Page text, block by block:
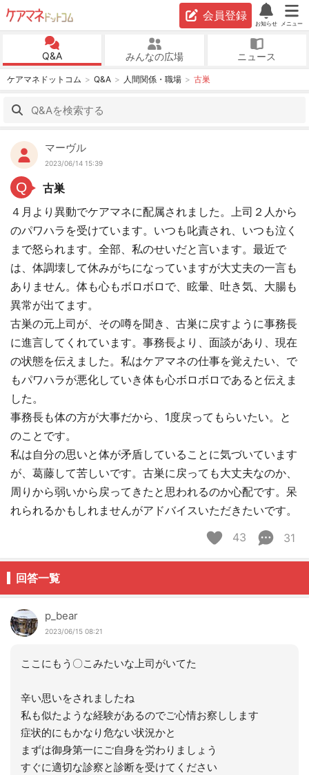
会員登録
お知らせ メニュー
Q&A みんなの広場 ニュース
ケアマネドットコム Q&A 人間関係・職場 古巣
マーヴル
2023/06/14 15:39
Q
古巣
４月より異動でケアマネに配属されました。上司２人から
のパワハラを受けています。いつも叱責され、いつも泣く
まで怒られます。全部、私のせいだと言います。最近で
は、体調壊して休みがちになっていますが大丈夫の一言も
ありません。体も心もボロボロで、眩暈、吐き気、大腸も
異常が出てます。
古巣の元上司が、その噂を聞き、古巣に戻すように事務長
に進言してくれています。事務長より、面談があり、現在
の状態を伝えました。私はケアマネの仕事を覚えたい、で
もパワハラが悪化していき体も心ボロボロであると伝えま
した。
事務長も体の方が大事だから、1度戻ってもらいたい。と
のことです。
私は自分の思いと体が矛盾していることに気づいています
が、葛藤して苦しいです。古巣に戻っても大丈夫なのか、
周りから弱いから戻ってきたと思われるのか心配です。呆
れられるかもしれませんがアドバイスいただきたいです。
43
31
回答一覧
p_bear
2023/06/15 08:21
ここにもう〇こみたいな上司がいてた
辛い思いをされましたね
私も似たような経験があるのでご心情お察しします
症状的にもかなり危ない状況かと
まずは御身第一にご自身を労わりましょう
すぐに適切な診察と診断を受けてください